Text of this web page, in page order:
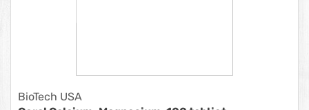
BioTech USA